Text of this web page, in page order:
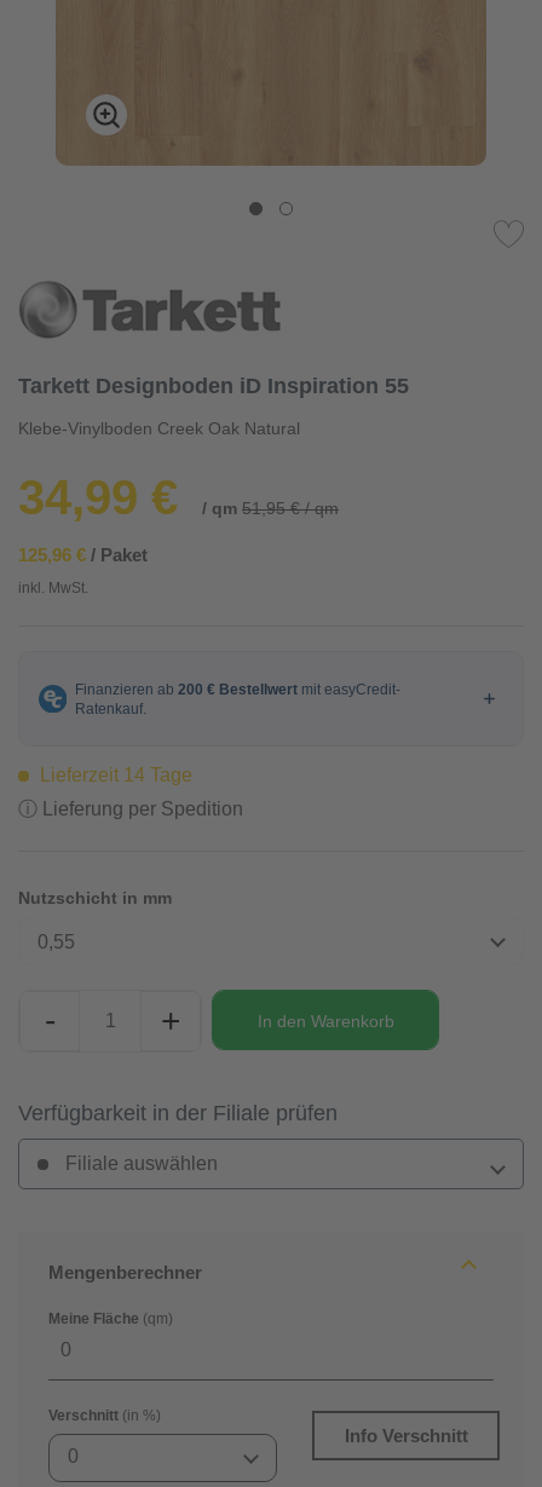
Tarkett Designboden iD Inspiration 55
Klebe-Vinylboden Creek Oak Natural
34,99 € / qm 51,95 € / qm
125,96 € / Paket
inkl. MwSt.
Lieferzeit 14 Tage
ⓘ Lieferung per Spedition
Nutzschicht in mm
0,55
- + In den Warenkorb
Verfügbarkeit in der Filiale prüfen
Filiale auswählen
Mengenberechner
Meine Fläche (qm)
Verschnitt (in %)
0
Info Verschnitt